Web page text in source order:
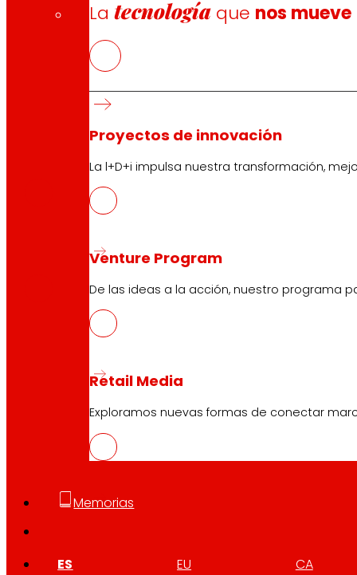
Latecnología que nos mueve
Proyectos de innovación
La l+D+i impulsa nuestra transformación,
Venture Program
De las ideas a la acción, nuestro programa
Retail Media
Exploramos nuevas formas de conectar
Memorias
ES EU CA
Atención al cliente: 944 943 444 . De lunes a sábado